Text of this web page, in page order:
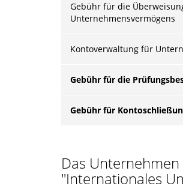
Gebühr für die
Unternehmensvermögens
Kontoverwaltung für
Gebühr für die
Gebühr für
Das
"Internationales